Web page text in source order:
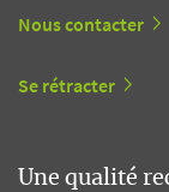
Nous contacter
Se rétracter
Une qualité